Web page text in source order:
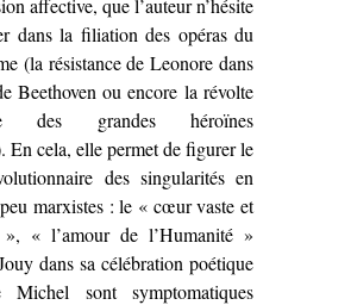
affective, que l’auteur n’hésite
dans la filiation des opéras du
(la résistance de Leonore dans
Beethoven ou encore la révolte
des grandes héroïnes
En cela, elle permet de figurer le
des singularités en
marxistes : le « cœur vaste et
», « l’amour de l’Humanité »
dans sa célébration poétique
sont symptomatiques